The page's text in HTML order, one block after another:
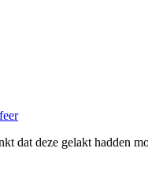
dat deze gelakt hadden